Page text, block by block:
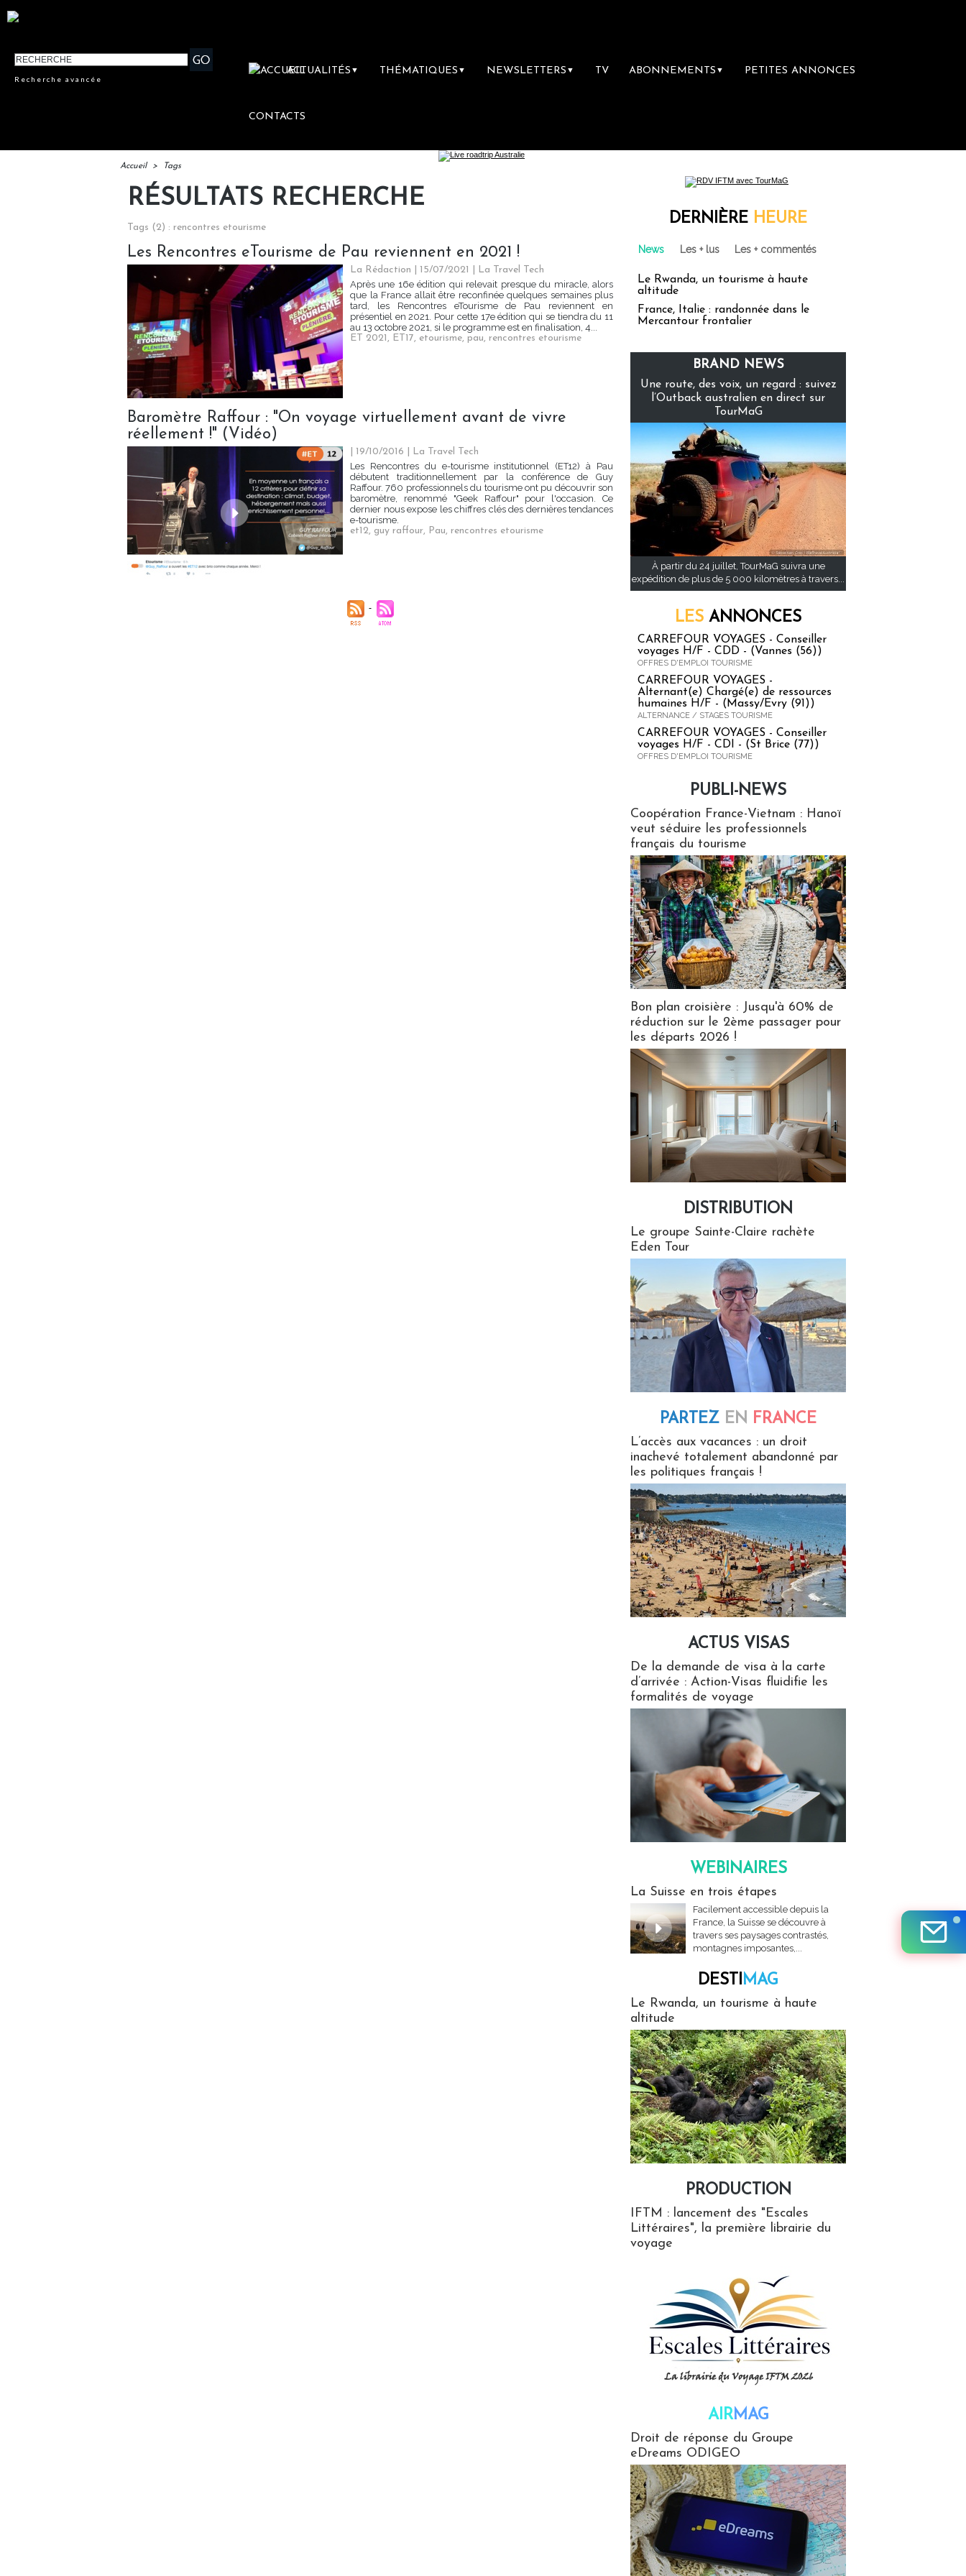
Recherche avancée
ACTUALITÉS ▼ THÉMATIQUES ▼ NEWSLETTERS ▼ TV ABONNEMENTS ▼ PETITES ANNONCES
CONTACTS
Accueil > Tags
RÉSULTATS RECHERCHE
Tags (2) : rencontres etourisme
Les Rencontres eTourisme de Pau reviennent en 2021 !
La Rédaction | 15/07/2021
La Travel Tech
Après une 16e édition qui relevait presque du miracle, alors
que la France allait être reconfinée quelques semaines plus
tard, les Rencontres eTourisme de Pau reviennent en
présentiel en 2021. Pour cette 17e édition qui se tiendra du 11
au 13 octobre 2021, si le programme est en finalisation, 4...
ET 2021, ET17, etourisme, pau, rencontres etourisme
Baromètre Raffour : "On voyage virtuellement avant de vivre
réellement !" (Vidéo)
| 19/10/2016
La Travel Tech
Les Rencontres du e-tourisme institutionnel (ET12) à Pau
débutent traditionnellement par la conférence de Guy
Raffour. 760 professionnels du tourisme ont pu découvrir son
baromètre, renommé "Geek Raffour" pour l'occasion. Ce
dernier nous expose les chiffres clés des dernières tendances
e-tourisme.
et12, guy raffour, Pau, rencontres etourisme
DERNIÈRE HEURE
News Les + lus Les + commentés
Le Rwanda, un tourisme à haute
altitude
France, Italie : randonnée dans le
Mercantour frontalier
BRAND NEWS
Une route, des voix, un regard : suivez
l’Outback australien en direct sur
TourMaG
À partir du 24 juillet, TourMaG suivra une
expédition de plus de 5 000 kilomètres à travers...
LES ANNONCES
CARREFOUR VOYAGES - Conseiller
voyages H/F - CDD - (Vannes (56))
OFFRES D'EMPLOI TOURISME
CARREFOUR VOYAGES -
Alternant(e) Chargé(e) de ressources
humaines H/F - (Massy/Evry (91))
ALTERNANCE / STAGES TOURISME
CARREFOUR VOYAGES - Conseiller
voyages H/F - CDI - (St Brice (77))
OFFRES D'EMPLOI TOURISME
PUBLI-NEWS
Coopération France-Vietnam : Hanoï
veut séduire les professionnels
français du tourisme
Bon plan croisière : Jusqu'à 60% de
réduction sur le 2ème passager pour
les départs 2026 !
DISTRIBUTION
Le groupe Sainte-Claire rachète
Eden Tour
PARTEZ EN FRANCE
L’accès aux vacances : un droit
inachevé totalement abandonné par
les politiques français !
ACTUS VISAS
De la demande de visa à la carte
d’arrivée : Action-Visas fluidifie les
formalités de voyage
WEBINAIRES
La Suisse en trois étapes
Facilement accessible depuis la
France, la Suisse se découvre à
travers ses paysages contrastés,
montagnes imposantes,...
DESTIMAG
Le Rwanda, un tourisme à haute
altitude
PRODUCTION
IFTM : lancement des "Escales
Littéraires", la première librairie du
voyage
AIRMAG
Droit de réponse du Groupe
eDreams ODIGEO